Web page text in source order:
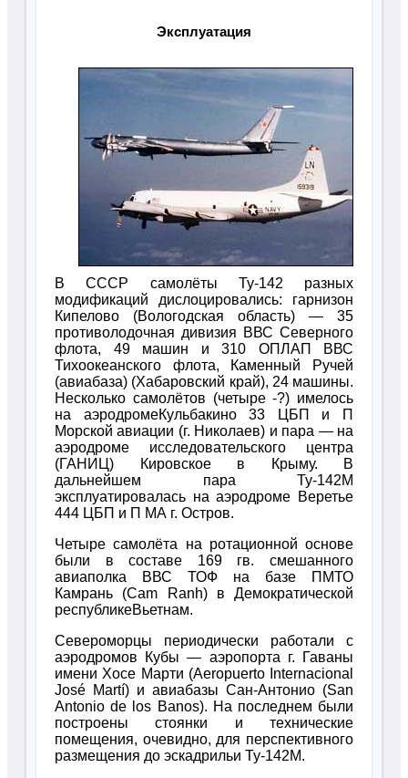
Эксплуатация
В СССР самолёты Ту-142 разных
модификаций дислоцировались: гарнизон
Кипелово (Вологодская область) — 35
противолодочная дивизия ВВС Северного
флота, 49 машин и 310 ОПЛАП ВВС
Тихоокеанского флота, Каменный Ручей
(авиабаза) (Хабаровский край), 24 машины.
Несколько самолётов (четыре -?) имелось
на аэродромеКульбакино 33 ЦБП и П
Морской авиации (г. Николаев) и пара — на
аэродроме исследовательского центра
(ГАНИЦ) Кировское в Крыму. В
дальнейшем пара Ту-142М
эксплуатировалась на аэродроме Веретье
444 ЦБП и П МА г. Остров.
Четыре самолёта на ротационной основе
были в составе 169 гв. смешанного
авиаполка ВВС ТОФ на базе ПМТО
Камрань (Cam Ranh) в Демократической
республикеВьетнам.
Североморцы периодически работали с
аэродромов Кубы — аэропорта г. Гаваны
имени Хосе Марти (Aeropuerto Internacional
José Martí) и авиабазы Сан-Антонио (San
Antonio de los Banos). На последнем были
построены стоянки и технические
помещения, очевидно, для перспективного
размещения до эскадрильи Ту-142М.